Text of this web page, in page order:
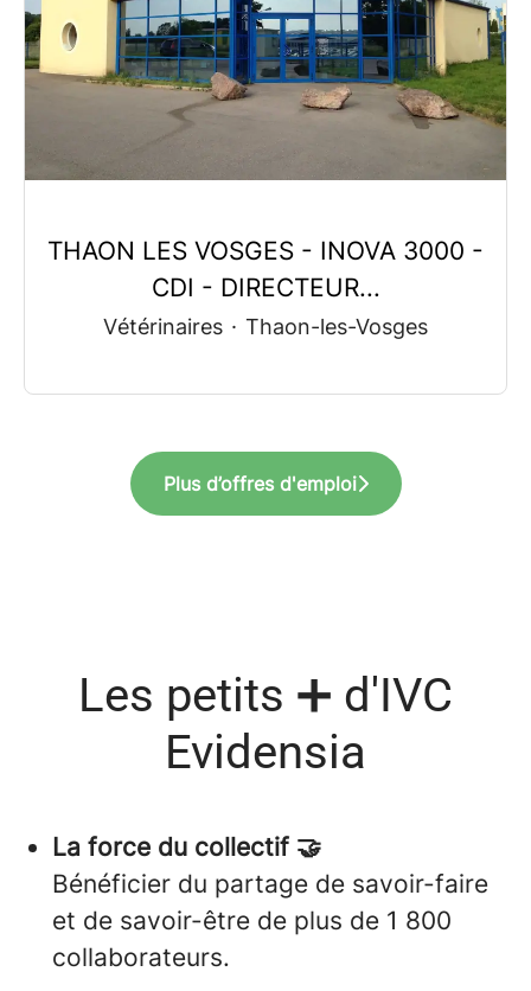
THAON LES VOSGES - INOVA 3000 -
CDI - DIRECTEUR...
Vétérinaires · Thaon-les-Vosges
Plus d’offres d'emploi
Les petits ➕ d'IVC
Evidensia
La force du collectif 🤝
Bénéficier du partage de savoir-faire
et de savoir-être de plus de 1 800
collaborateurs.